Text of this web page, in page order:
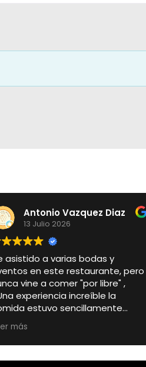
Antonio Vazquez Diaz
13 Julio 2026
asistido a varias bodas y
en este restaurante, pero
vine a comer "por libre" ,
experiencia increíble la
estuvo sencillamente
todo buenísimo y en
punto. El ambiente es súper
de esos sitios donde te
a gusto desde que entras.
más